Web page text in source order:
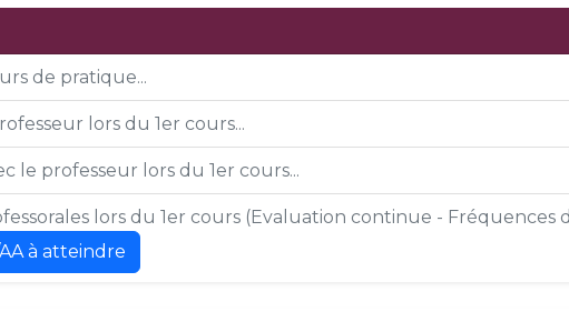
de pratique...
lors du 1er cours...
le professeur lors du 1er cours...
lors du 1er cours (Evaluation continue - Fréquences
à atteindre